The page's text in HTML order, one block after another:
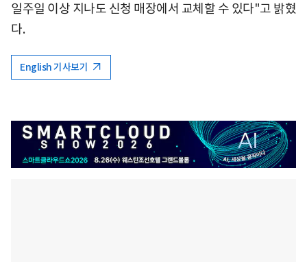
일주일 이상 지나도 신청 매장에서 교체할 수 있다"고 밝혔
다.
English 기사보기